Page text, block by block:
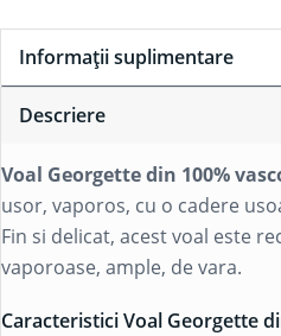
Descriere
Voal Georgette din 100%
usor, vaporos, cu o cadere
Fin si delicat, acest voal este
vaporoase, ample, de vara.
Caracteristici Voal Georgette
Informații suplimentare